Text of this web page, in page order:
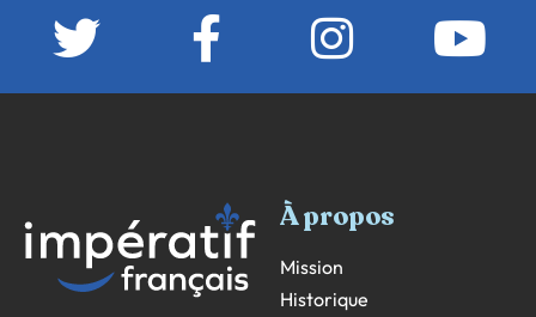
À propos
Mission
Historique